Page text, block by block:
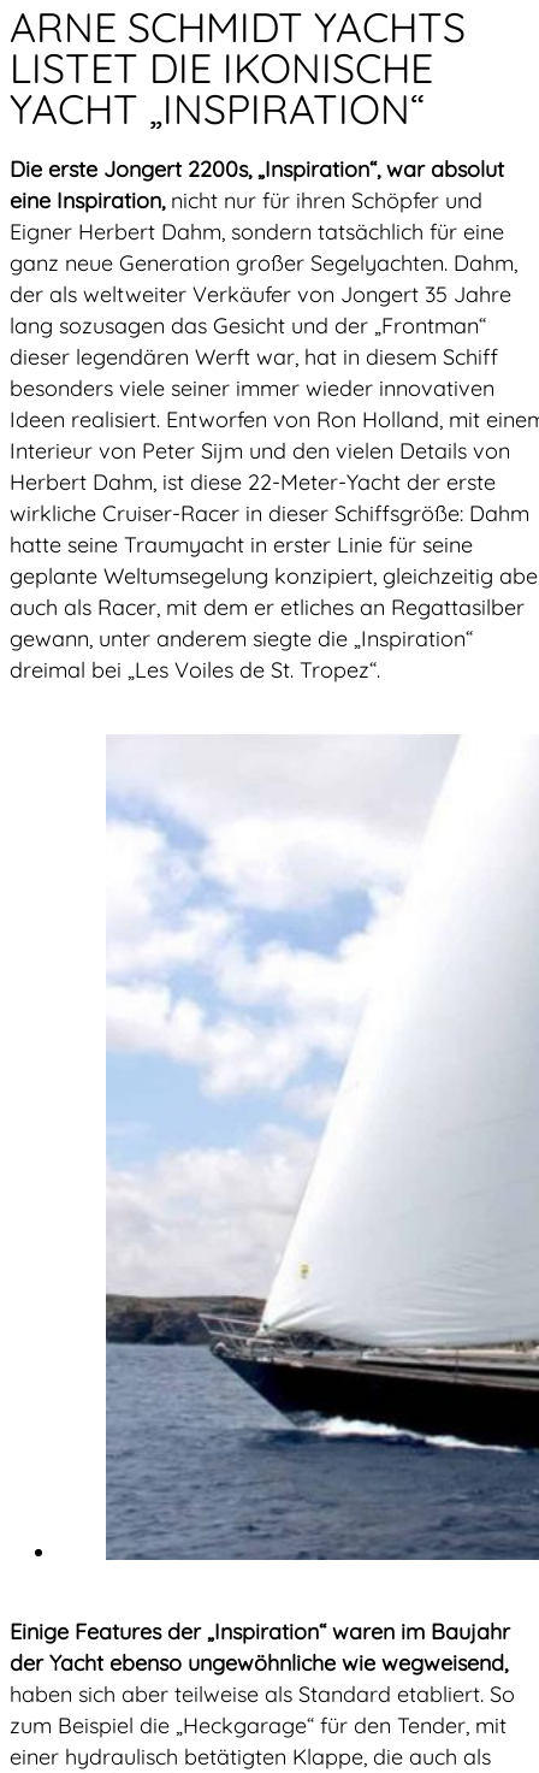
ARNE SCHMIDT YACHTS
LISTET DIE IKONISCHE
YACHT „INSPIRATION“
Die erste Jongert 2200s, „Inspiration“, war absolut
eine Inspiration,nicht nur für ihren Schöpfer und
Eigner Herbert Dahm, sondern tatsächlich für eine
ganz neue Generation großer Segelyachten. Dahm,
der als weltweiter Verkäufer von Jongert 35 Jahre
lang sozusagen das Gesicht und der „Frontman“
dieser legendären Werft war, hat in diesem Schiff
besonders viele seiner immer wieder innovativen
Ideen realisiert. Entworfen von Ron Holland, mit
Interieur von Peter Sijm und den vielen Details von
Herbert Dahm, ist diese 22-Meter-Yacht der erste
wirkliche Cruiser-Racer in dieser Schiffsgröße: Dahm
hatte seine Traumyacht in erster Linie für seine
geplante Weltumsegelung konzipiert, gleichzeitig
auch als Racer, mit dem er etliches an Regattasilber
gewann, unter anderem siegte die „Inspiration“
dreimal bei „Les Voiles de St. Tropez“.
Einige Features der „Inspiration“ waren im Baujahr
der Yacht ebenso ungewöhnliche wie wegweisend,
haben sich aber teilweise als Standard etabliert. So
zum Beispiel die „Heckgarage“ für den Tender, mit
einer hydraulisch betätigten Klappe, die auch als